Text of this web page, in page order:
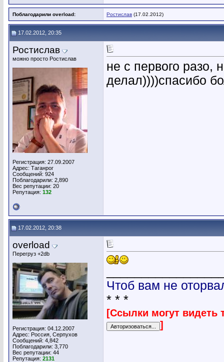
Поблагодарили overload: Ростислав (17.02.2012)
17.02.2012, 20:35
Ростислав
можно просто Ростислав
Регистрация: 27.09.2007
Адрес: Таганрог
Сообщений: 924
Поблагодарили: 2,890
Вес репутации: 20
Репутация: 132
не с первого разо,
делал))))спасибо
17.02.2012, 20:38
overload
Перегруз +2db
Регистрация: 04.12.2007
Адрес: Россия, Серпухов
Сообщений: 4,842
Поблагодарили: 3,770
Вес репутации: 44
Репутация: 2131
Чтоб вам не
* * *
[Ссылки могут видеть
]